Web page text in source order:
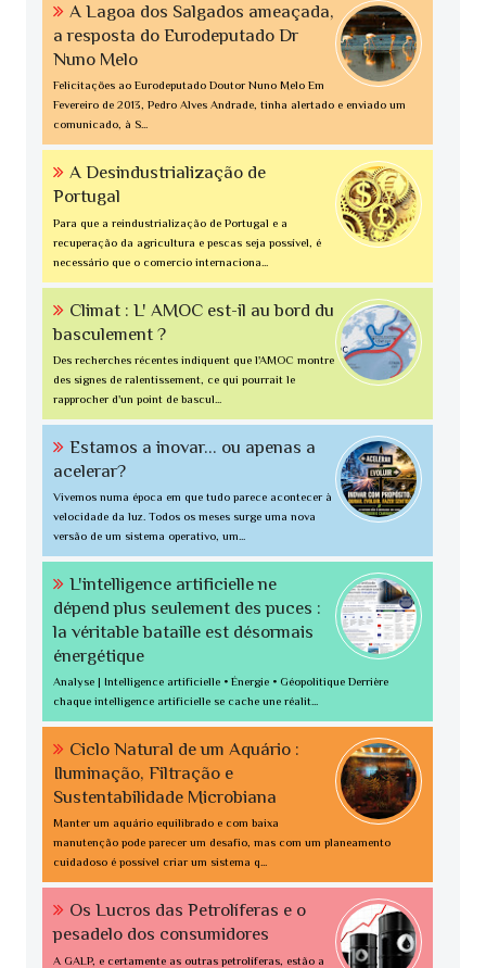
A Lagoa dos Salgados ameaçada,
a resposta do Eurodeputado Dr
Nuno Melo
Felicitações ao Eurodeputado Doutor Nuno Melo Em
Fevereiro de 2013, Pedro Alves Andrade, tinha alertado e enviado um
comunicado, à S...
A Desindustrialização de
Portugal
Para que a reindustrialização de Portugal e a
recuperação da agricultura e pescas seja possível, é
necessário que o comercio internaciona...
Climat : L' AMOC est-il au bord du
basculement ?
Des recherches récentes indiquent que l'AMOC montre
des signes de ralentissement, ce qui pourrait le
rapprocher d'un point de bascul...
Estamos a inovar... ou apenas a
acelerar?
Vivemos numa época em que tudo parece acontecer à
velocidade da luz. Todos os meses surge uma nova
versão de um sistema operativo, um...
L'intelligence artificielle ne
dépend plus seulement des puces :
la véritable bataille est désormais
énergétique
Analyse | Intelligence artificielle • Énergie • Géopolitique Derrière
chaque intelligence artificielle se cache une réalit...
Ciclo Natural de um Aquário :
Iluminação, Filtração e
Sustentabilidade Microbiana
Manter um aquário equilibrado e com baixa
manutenção pode parecer um desafio, mas com um planeamento
cuidadoso é possível criar um sistema q...
Os Lucros das Petrolíferas e o
pesadelo dos consumidores
A GALP, e certamente as outras petrolíferas, estão a